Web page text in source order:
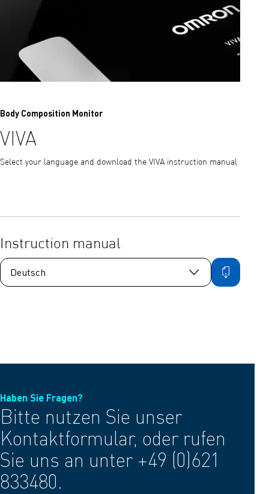
Body Composition Monitor
VIVA
Select your language and download the VIVA instruction manual
Instruction manual
Haben Sie Fragen?
Bitte nutzen Sie unser
Kontaktformular, oder rufen
Sie uns an unter +49 (0)621
833480.